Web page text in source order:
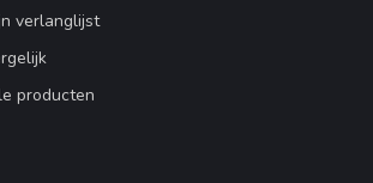
verlanglijst
producten